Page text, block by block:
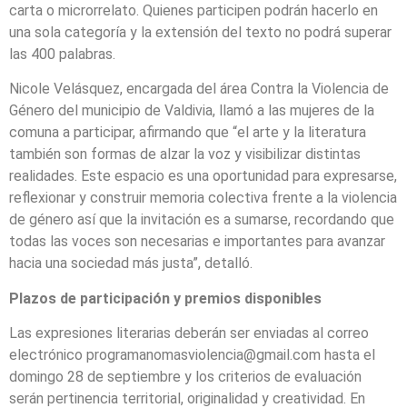
carta o microrrelato. Quienes participen podrán hacerlo en
una sola categoría y la extensión del texto no podrá superar
las 400 palabras.
Nicole Velásquez, encargada del área Contra la Violencia de
Género del municipio de Valdivia, llamó a las mujeres de la
comuna a participar, afirmando que “el arte y la literatura
también son formas de alzar la voz y visibilizar distintas
realidades. Este espacio es una oportunidad para expresarse,
reflexionar y construir memoria colectiva frente a la violencia
de género así que la invitación es a sumarse, recordando que
todas las voces son necesarias e importantes para avanzar
hacia una sociedad más justa”, detalló.
Plazos de participación y premios disponibles
Las expresiones literarias deberán ser enviadas al correo
electrónico programanomasviolencia@gmail.com hasta el
domingo 28 de septiembre y los criterios de evaluación
serán pertinencia territorial, originalidad y creatividad. En